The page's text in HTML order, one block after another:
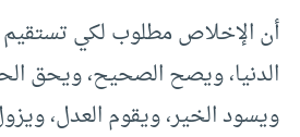
أن الإخلاص مطلوب لكي تستقيم
الدنيا، ويصح الصحيح، ويحق
ويسود الخير، ويقوم العدل،